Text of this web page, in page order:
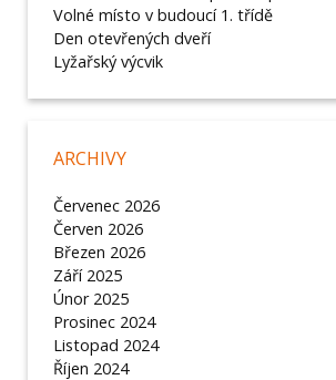
Volné místo v budoucí 1. třídě
Den otevřených dveří
Lyžařský výcvik
ARCHIVY
Červenec 2026
Červen 2026
Březen 2026
Září 2025
Únor 2025
Prosinec 2024
Listopad 2024
Říjen 2024